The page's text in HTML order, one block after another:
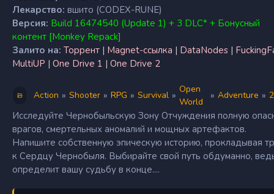
Лекарство: вшито (CODEX-RUNE)
Версия: Build 16474540 (Update 1) + 3 DLC* + Бонусный
контент [Monkey Repack]
Залито на: Торрент | Magnet-ссылка | DataNodes |
MultiUP | One Drive 1 | One Drive 2
Action » Shooter » RPG » Survival »
Open
World
» Adventure »
Исследуйте Чернобыльскую Зону Отчуждения полную
врагов, смертельных аномалий и мощных артефактов.
Напишите собственную эпическую историю, прокладывая
к Сердцу Чернобыля. Выбирайте свой путь обдуманно,
определит вашу судьбу в конце....